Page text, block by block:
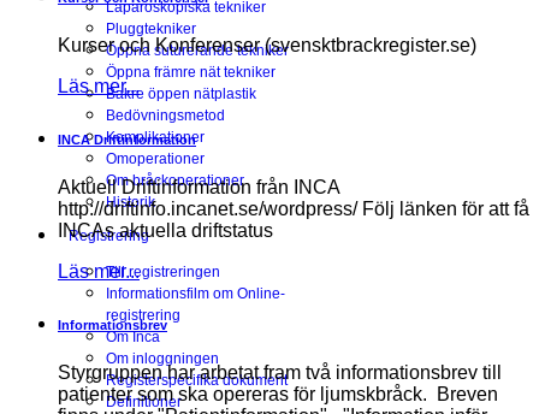
Laparoskopiska tekniker
Pluggtekniker
Öppna suturerande tekniker
Öppna främre nät tekniker
Bakre öppen nätplastik
Bedövningsmetod
Komplikationer
Omoperationer
Om bråckoperationer
Historik
Registrering
Till registreringen
Informationsfilm om Online-
registrering
Om Inca
Om inloggningen
Registerspecifika dokument
Definitioner
Kurser och Konferenser (svensktbrackregister.se)
Läs mer...
INCA Driftinformation
Aktuell Driftinformation från INCA
http://driftinfo.incanet.se/wordpress/ Följ länken för att få
INCAs aktuella driftstatus
Läs mer...
Informationsbrev
Styrgruppen har arbetat fram två informationsbrev till
patienter som ska opereras för ljumskbråck. Breven